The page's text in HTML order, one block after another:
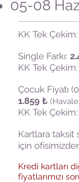
05-08
KK Tek Çekim:
Single Farkı:
KK Tek Çekim:
Çocuk Fiyatı
1.859 ₺
KK Tek Çekim:
Kartlara taksit
için
Kredi kartları
fiyatlarımızı